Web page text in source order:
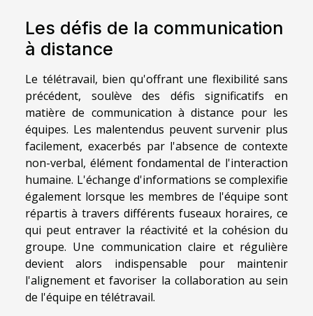
Les défis de la communication
à distance
Le télétravail, bien qu'offrant une flexibilité sans
précédent, soulève des défis significatifs en
matière de communication à distance pour les
équipes. Les malentendus peuvent survenir plus
facilement, exacerbés par l'absence de contexte
non-verbal, élément fondamental de l'interaction
humaine. L'échange d'informations se complexifie
également lorsque les membres de l'équipe sont
répartis à travers différents fuseaux horaires, ce
qui peut entraver la réactivité et la cohésion du
groupe. Une communication claire et régulière
devient alors indispensable pour maintenir
l'alignement et favoriser la collaboration au sein
de l'équipe en télétravail.